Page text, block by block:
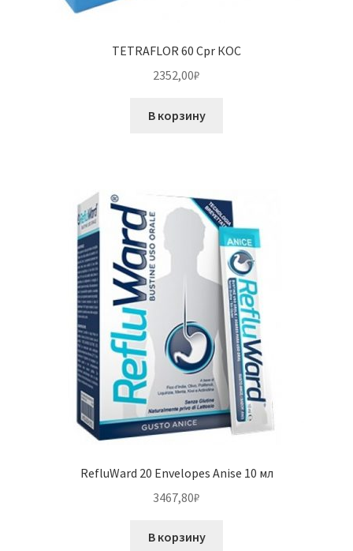
TETRAFLOR 60 Cpr КОС
2352,00₽
В корзину
RefluWard 20 Envelopes Anise 10 мл
3467,80₽
В корзину